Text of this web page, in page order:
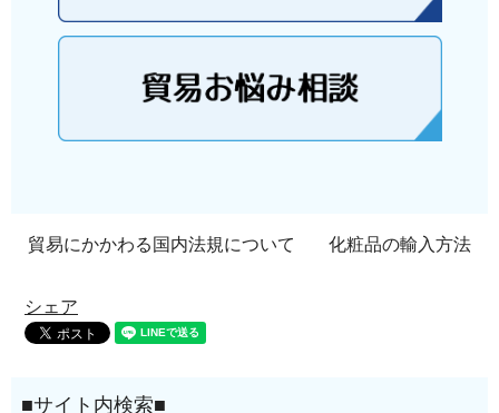
貿易にかかわる国内法規について 化粧品の輸入方法
シェア